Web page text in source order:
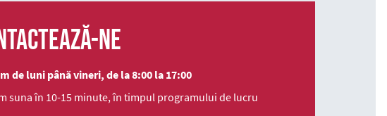
ne
de luni până vineri, de la 8:00 la 17:00
suna în 10-15 minute, în timpul programului de lucru